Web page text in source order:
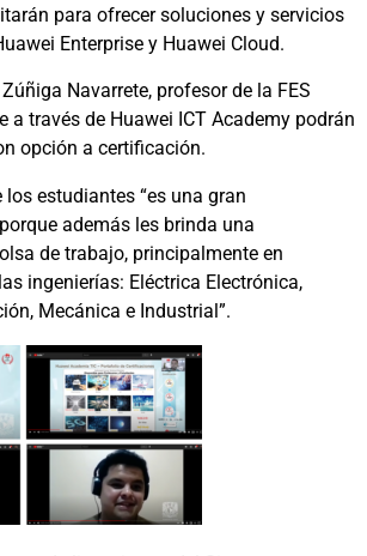
para ofrecer soluciones y servicios
Enterprise y Huawei Cloud.
Navarrete, profesor de la FES
a través de Huawei ICT Academy podrán
opción a certificación.
los estudiantes “es una gran
además les brinda una
de trabajo, principalmente en
ingenierías: Eléctrica Electrónica,
Mecánica e Industrial”.